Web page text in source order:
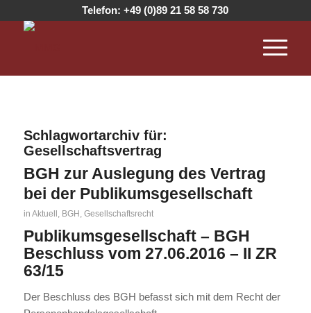
Telefon:+49 (0)89 21 58 58 730
Schlagwortarchiv für:
Gesellschaftsvertrag
BGH zur Auslegung des Vertrag
bei der Publikumsgesellschaft
in Aktuell , BGH , Gesellschaftsrecht
Publikumsgesellschaft – BGH
Beschluss vom 27.06.2016 – II ZR
63/15
Der Beschluss des BGH befasst sich mit dem Recht der